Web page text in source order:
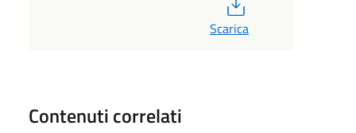
Scarica
Contenuti correlati